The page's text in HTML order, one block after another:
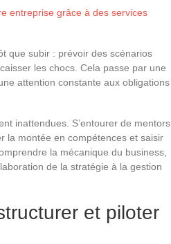
entreprise grâce à des services
que subir : prévoir des scénarios
les chocs. Cela passe par une
attention constante aux obligations
inattendues. S’entourer de mentors,
la montée en compétences et saisir
la mécanique du business,
de la stratégie à la gestion
et piloter